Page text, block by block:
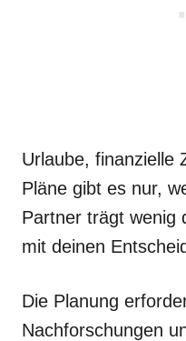
Urlaube, finanzielle
Pläne gibt es nur,
Partner trägt wenig
mit deinen
Die Planung
Nachforschungen